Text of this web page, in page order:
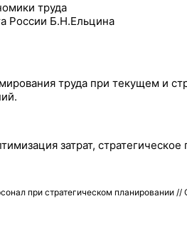
труда
России Б.Н.Ельцина
труда при текущем и
затрат, стратегическое
при стратегическом